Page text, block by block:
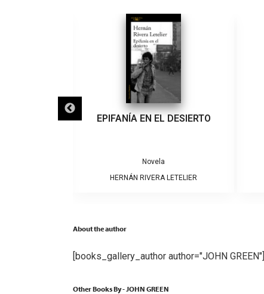
EPIFANÍA EN EL DESIERTO
Novela
HERNÁN RIVERA LETELIER
About the author
[books_gallery_author author="JOHN GREEN"]
Other Books By - JOHN GREEN